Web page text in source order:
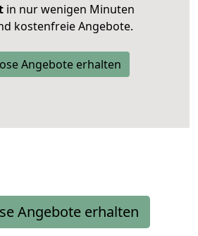
in nur wenigen Minuten
kostenfreie Angebote.
Angebote erhalten
Angebote erhalten